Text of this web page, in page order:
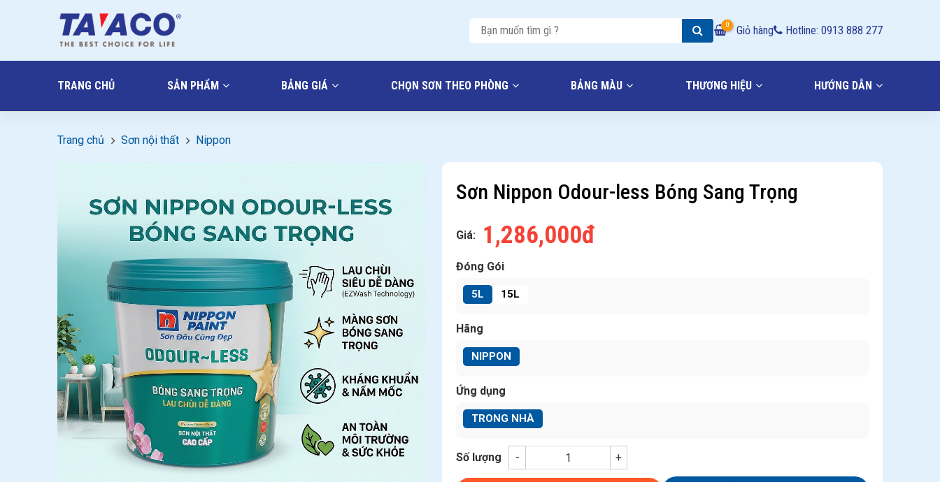
0 Giỏ hàng Hotline: 0913 888 277
TRANG CHỦ SẢN PHẨM BẢNG GIÁ CHỌN SƠN THEO PHÒNG BẢNG MÀU THƯƠNG HIỆU HƯỚNG DẪN
Trang chủ Sơn nội thất Nippon
Sơn Nippon Odour-less Bóng Sang Trọng
Giá: 1,286,000đ
Đóng Gói
5L 15L
Hãng
NIPPON
Ứng dụng
TRONG NHÀ
Số lượng - +